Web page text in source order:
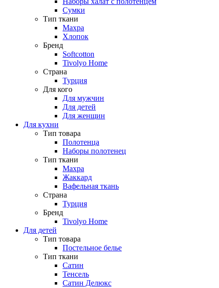
Сумки
Тип ткани
Махра
Хлопок
Бренд
Softcotton
Tivolyo Home
Страна
Турция
Для кого
Для мужчин
Для детей
Для женщин
Для кухни
Тип товара
Полотенца
Наборы полотенец
Тип ткани
Махра
Жаккард
Вафельная ткань
Страна
Турция
Бренд
Tivolyo Home
Для детей
Тип товара
Постельное белье
Тип ткани
Сатин
Тенсель
Сатин Делюкс